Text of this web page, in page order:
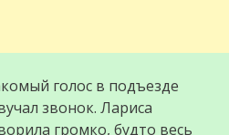
голос в подъезде
звонок. Лариса
громко, будто весь